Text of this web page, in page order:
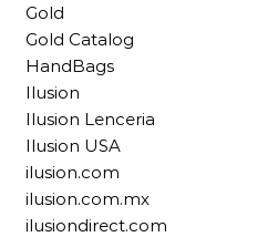
Gold
Gold Catalog
HandBags
Ilusion
Ilusion Lenceria
Ilusion USA
ilusion.com
ilusion.com.mx
ilusiondirect.com